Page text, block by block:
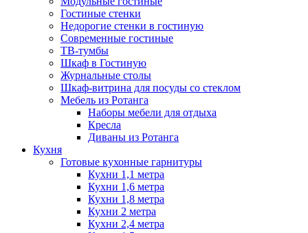
Гостиные стенки
Недорогие стенки в гостиную
Современные гостиные
ТВ-тумбы
Шкаф в Гостиную
Журнальные столы
Шкаф-витрина для посуды со стеклом
Мебель из Ротанга
Наборы мебели для отдыха
Кресла
Диваны из Ротанга
Кухня
Готовые кухонные гарнитуры
Кухни 1,1 метра
Кухни 1,6 метра
Кухни 1,8 метра
Кухни 2 метра
Кухни 2,4 метра